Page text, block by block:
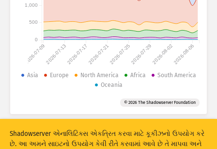
હુમલાના સ્ટેટિસ્ટિક્સ: ઉપકરણો
ડેટા સેટ
લિમિટ
અદ્યતન રીસેટ
2026-07-092026-07-132026-07-172026-07-212026-07-252026-07-292026-08-022026-08-06
0
500
1,000
Asia Europe North America Africa
South America
Oceania
© 2026 The Shadowserver Foundation
Shadowserver એનાલિટિક્સ એકત્રિત કરવા માટે કૂકીઝનો ઉપયોગ કરે
છે. આ અમને સાઇટનો ઉપયોગ કેવી રીતે કરવામાં આવે છે તે માપવા અને